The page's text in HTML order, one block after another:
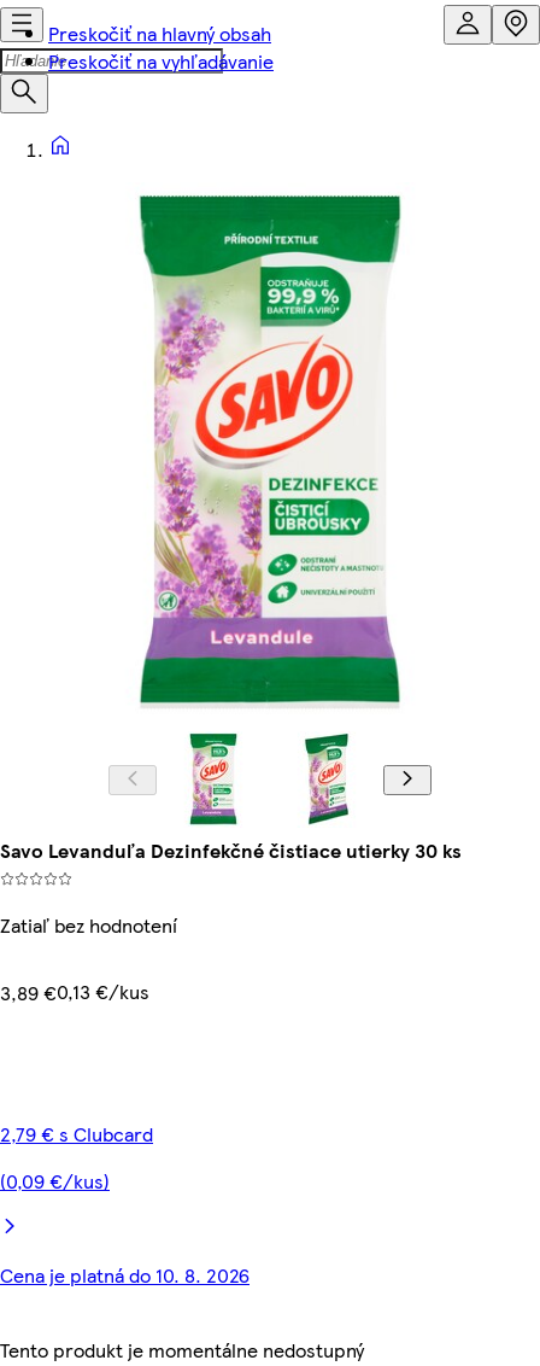
Preskočiť na hlavný obsah
Preskočiť na vyhľadávanie
Savo Levanduľa Dezinfekčné čistiace utierky 30 ks
Zatiaľ bez hodnotení
3,89 €0,13 €/kus
2,79 € s Clubcard
(0,09 €/kus)
Cena je platná do 10. 8. 2026
Tento produkt je momentálne nedostupný